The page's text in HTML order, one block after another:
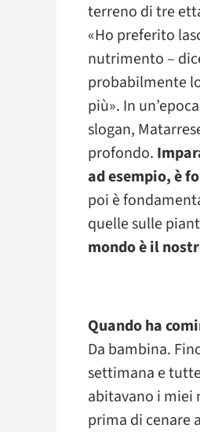
terreno di tre
«Ho preferito
nutrimento –
probabilmente
più». In
slogan,
profondo.
ad esempio, è
poi è
quelle sulle
mondo è il
Quando ha
Da bambina.
settimana e
abitavano i miei
prima di cenare